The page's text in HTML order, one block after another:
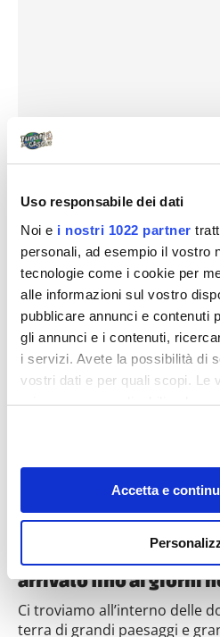
Uso responsabile dei dati
Noi e i nostri 1022 partner
personali, ad esempio il vostro
tecnologie come i cookie per
alle informazioni sul vostro
pubblicare annunci e contenuti
gli annunci e i contenuti,
i servizi. Avete la possibilità di
vostri dati e per quali scopi. Le
privacy sono applicabili solo su
modificare o revocare il proprio
momento dalla Dichiarazione
sull'icona di attivazione della
raccogliere informazioni
geografica, con
Identificare il tuo
Accetta e
Destinazioni
La meraviglia della Val
arrivato fino ai giorni
Ci troviamo all’interno delle
terra di grandi paesaggi e